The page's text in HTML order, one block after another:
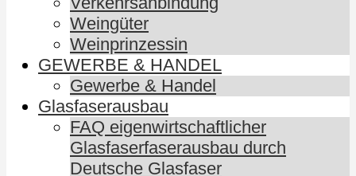
Weingüter
Weinprinzessin
GEWERBE & HANDEL
Gewerbe & Handel
Glasfaserausbau
FAQ eigenwirtschaftlicher
Glasfaserfaserausbau durch
Deutsche Glasfaser